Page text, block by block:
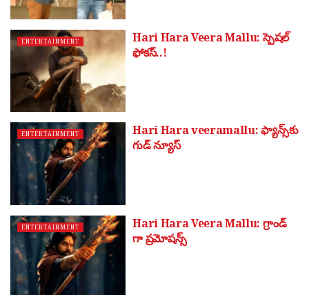
ENTERTAINMENT
Hari Hara Veera Mallu: స్పెషల్
ఫోకస్..!
ENTERTAINMENT
Hari Hara veeramallu: ఫ్యాన్స్‌కు
గుడ్ న్యూస్
ENTERTAINMENT
Hari Hara Veera Mallu: గ్రాండ్
గా ప్ర‌మోష‌న్స్